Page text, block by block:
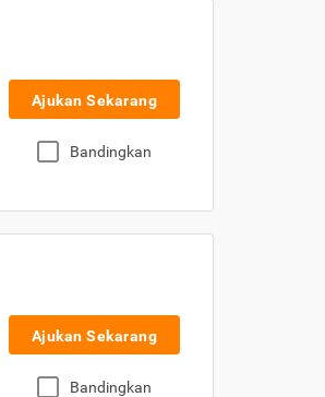
Ajukan Sekarang
Bandingkan
Ajukan Sekarang
Bandingkan